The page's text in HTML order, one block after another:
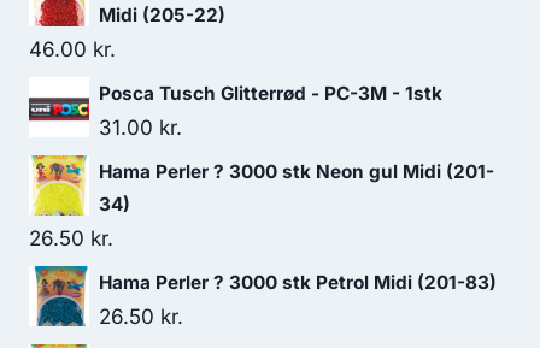
Midi (205-22)
46.00 kr.
Posca Tusch Glitterrød - PC-3M - 1stk
31.00 kr.
Hama Perler ? 3000 stk Neon gul Midi (201-
34)
26.50 kr.
Hama Perler ? 3000 stk Petrol Midi (201-83)
26.50 kr.